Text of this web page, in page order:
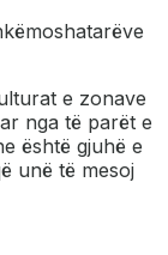
e zonave
nga të parët e
është gjuhë e
unë të mesoj